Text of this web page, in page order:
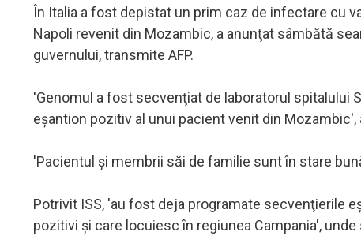
În Italia a fost depistat un prim caz de infectare cu
Napoli revenit din Mozambic, a anunţat sâmbătă
guvernului, transmite AFP.
'Genomul a fost secvenţiat de laboratorul spitalului
eşantion pozitiv al unui pacient venit din
'Pacientul şi membrii săi de familie sunt în stare
Potrivit ISS, 'au fost deja programate secvenţierile
pozitivi şi care locuiesc în regiunea Campania', unde